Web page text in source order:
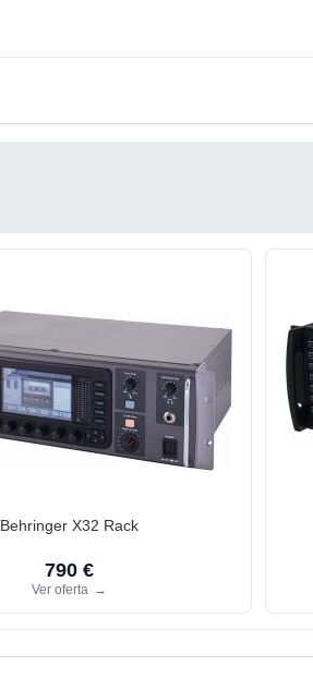
Behringer X32 Rack
790 €
Ver oferta →